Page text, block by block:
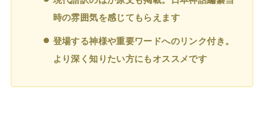
時の雰囲気を感じてもらえます
登場する神様や重要ワードへのリンク付き。
より深く知りたい方にもオススメです